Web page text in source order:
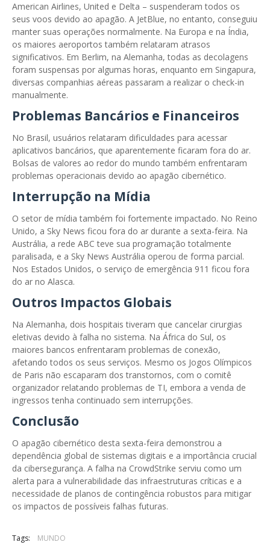
American Airlines, United e Delta – suspenderam todos os
seus voos devido ao apagão. A JetBlue, no entanto, conseguiu
manter suas operações normalmente. Na Europa e na Índia,
os maiores aeroportos também relataram atrasos
significativos. Em Berlim, na Alemanha, todas as decolagens
foram suspensas por algumas horas, enquanto em Singapura,
diversas companhias aéreas passaram a realizar o check-in
manualmente.
Problemas Bancários e Financeiros
No Brasil, usuários relataram dificuldades para acessar
aplicativos bancários, que aparentemente ficaram fora do ar.
Bolsas de valores ao redor do mundo também enfrentaram
problemas operacionais devido ao apagão cibernético.
Interrupção na Mídia
O setor de mídia também foi fortemente impactado. No Reino
Unido, a Sky News ficou fora do ar durante a sexta-feira. Na
Austrália, a rede ABC teve sua programação totalmente
paralisada, e a Sky News Austrália operou de forma parcial.
Nos Estados Unidos, o serviço de emergência 911 ficou fora
do ar no Alasca.
Outros Impactos Globais
Na Alemanha, dois hospitais tiveram que cancelar cirurgias
eletivas devido à falha no sistema. Na África do Sul, os
maiores bancos enfrentaram problemas de conexão,
afetando todos os seus serviços. Mesmo os Jogos Olímpicos
de Paris não escaparam dos transtornos, com o comitê
organizador relatando problemas de TI, embora a venda de
ingressos tenha continuado sem interrupções.
Conclusão
O apagão cibernético desta sexta-feira demonstrou a
dependência global de sistemas digitais e a importância crucial
da cibersegurança. A falha na CrowdStrike serviu como um
alerta para a vulnerabilidade das infraestruturas críticas e a
necessidade de planos de contingência robustos para mitigar
os impactos de possíveis falhas futuras.
Tags: MUNDO